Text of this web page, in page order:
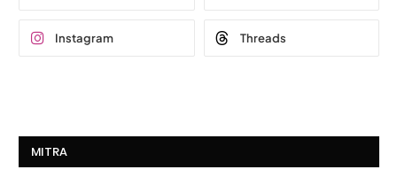
Instagram Threads
MITRA